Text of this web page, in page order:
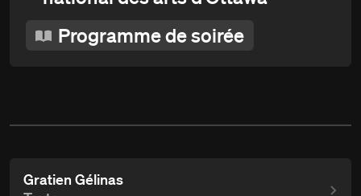
Programme de soirée
Gratien Gélinas